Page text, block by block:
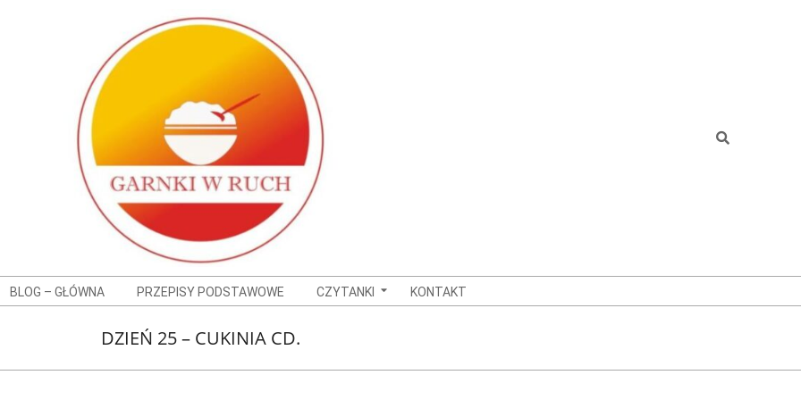
Search
BLOG – GŁÓWNA PRZEPISY PODSTAWOWE CZYTANKI KONTAKT
DZIEŃ 25 – CUKINIA CD.